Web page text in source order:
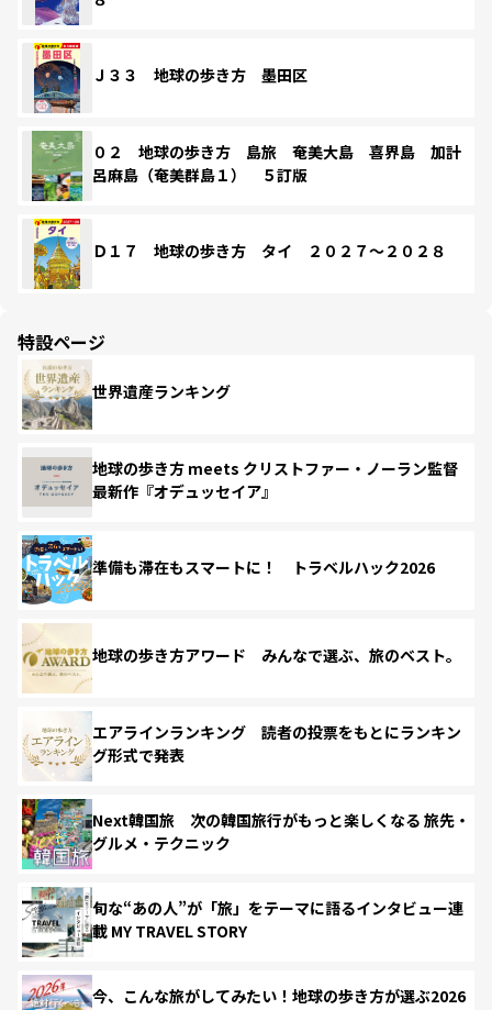
Ｊ３３ 地球の歩き方 墨田区
０２ 地球の歩き方 島旅 奄美大島 喜界島 加計
呂麻島（奄美群島１） ５訂版
Ｄ１７ 地球の歩き方 タイ ２０２７～２０２８
特設ページ
世界遺産ランキング
地球の歩き方 meets クリストファー・ノーラン監督
最新作『オデュッセイア』
準備も滞在もスマートに！ トラベルハック2026
地球の歩き方アワード みんなで選ぶ、旅のベスト。
エアラインランキング 読者の投票をもとにランキン
グ形式で発表
Next韓国旅 次の韓国旅行がもっと楽しくなる 旅先・
グルメ・テクニック
旬な“あの人”が「旅」をテーマに語るインタビュー連
載 MY TRAVEL STORY
今、こんな旅がしてみたい！地球の歩き方が選ぶ2026